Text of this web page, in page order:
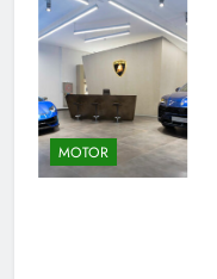
MOTOR